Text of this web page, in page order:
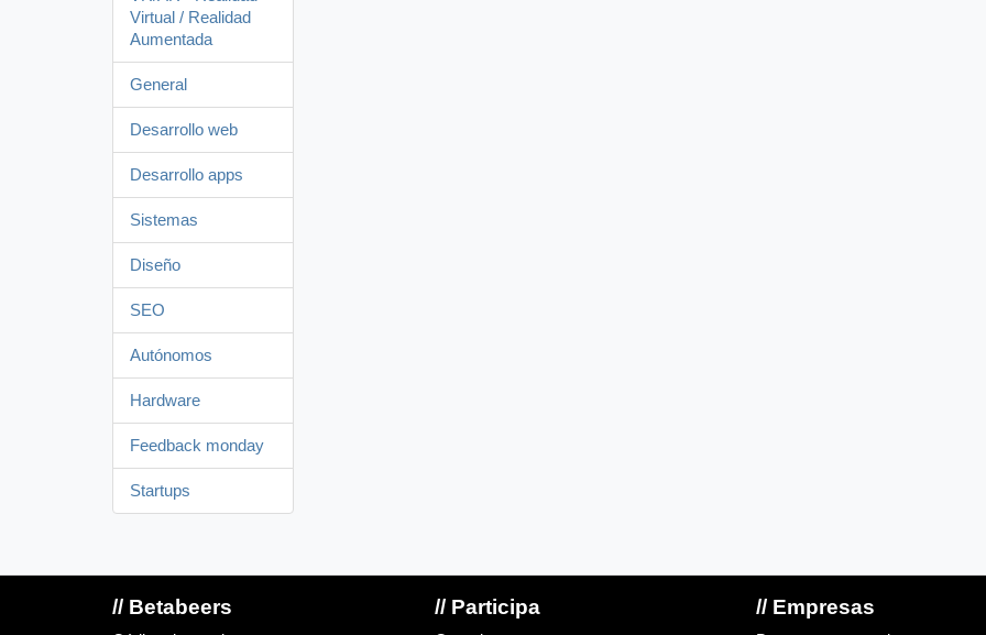
Virtual / Realidad
Aumentada
General
Desarrollo web
Desarrollo apps
Sistemas
Diseño
SEO
Autónomos
Hardware
Feedback monday
Startups
// Betabeers // Participa // Empresas